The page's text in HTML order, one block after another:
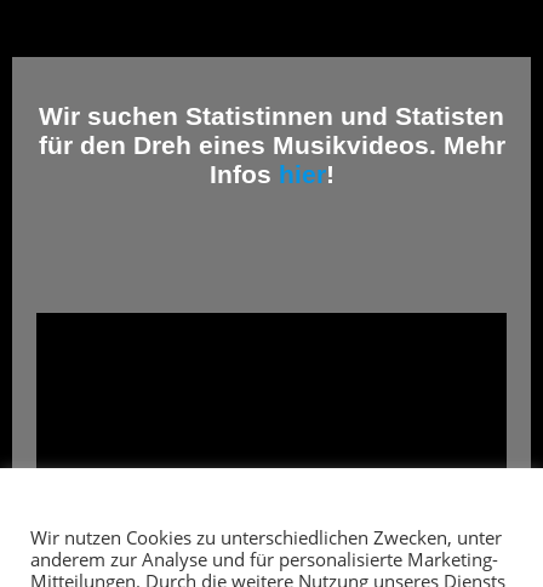
Wir suchen Statistinnen und Statisten
für den Dreh eines Musikvideos. Mehr
Infos hier!
Wir nutzen Cookies zu unterschiedlichen Zwecken, unter
anderem zur Analyse und für personalisierte Marketing-
Mitteilungen. Durch die weitere Nutzung unseres Diensts